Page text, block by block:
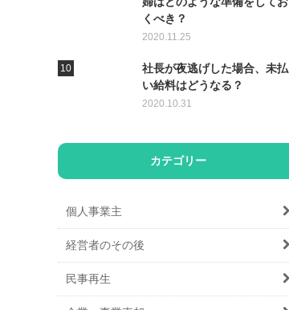
くべき？
2020.11.25
社長が夜逃げした場合、未払
い給料はどうなる？
2020.10.31
カテゴリー
個人事業主
経営者のその後
民事再生